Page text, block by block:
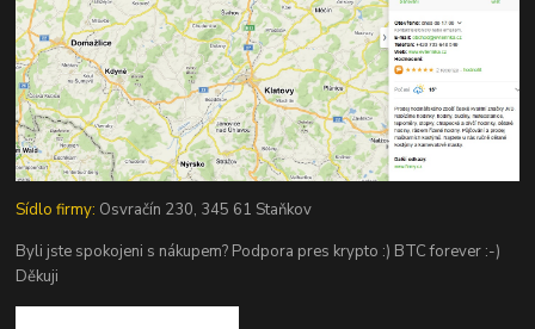
Sídlo firmy: Osvračín 230, 345 61 Staňkov
Byli jste spokojeni s nákupem? Podpora pres krypto :) BTC forever :-)
Děkuji